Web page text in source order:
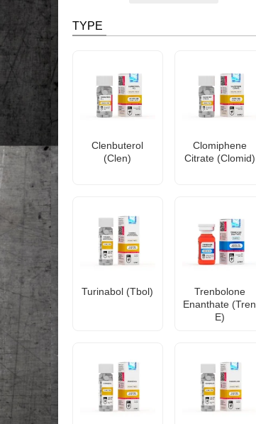
TYPE
Clenbuterol
(Clen)
Clomiphene
Citrate (Clomid)
Turinabol (Tbol)
Trenbolone
Enanthate (Tren
E)